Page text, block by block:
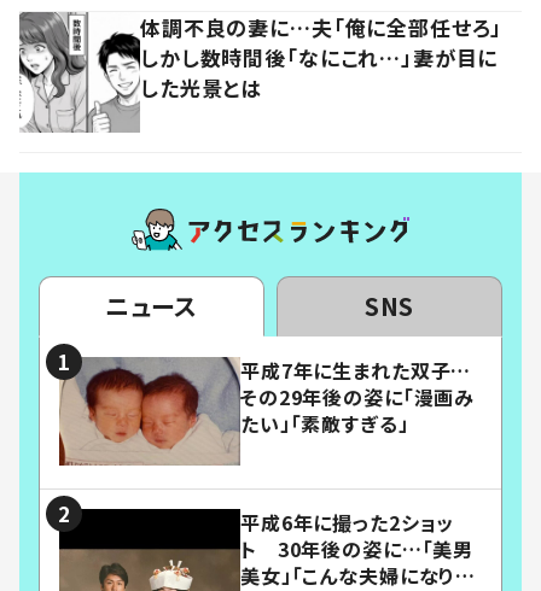
体調不良の妻に…夫「俺に全部任せろ」
しかし数時間後「なにこれ…」妻が目に
した光景とは
ニュース SNS
平成7年に生まれた双子…
その29年後の姿に「漫画み
たい」「素敵すぎる」
平成6年に撮った2ショッ
ト 30年後の姿に…「美男
美女」「こんな夫婦になりた